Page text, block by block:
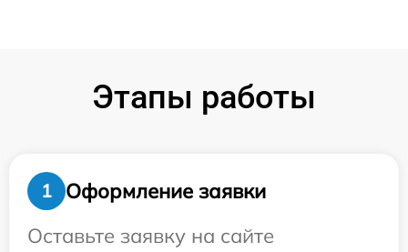
Этапы работы
1
Оформление заявки
Оставьте заявку на сайте